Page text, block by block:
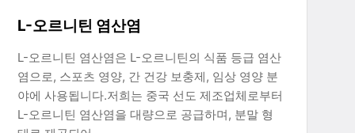
L-오르니틴 염산염
L-오르니틴 염산염은 L-오르니틴의 식품 등급 염산
염으로, 스포츠 영양, 간 건강 보충제, 임상 영양 분
야에 사용됩니다.저희는 중국 선도 제조업체로부터
L-오르니틴 염산염을 대량으로 공급하며, 분말 형